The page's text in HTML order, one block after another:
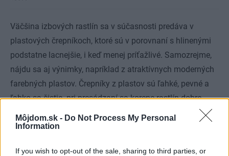
Môjdom.sk - Do Not Process My Personal
Information
If you wish to opt-out of the sale, sharing to third parties, or
Väčšina izbových rastlín sa v súčasnosti predáva v
plastových črepníkoch, ktoré sú v porovnaní s hlinenými
podstatne lacnejšie, i keď menej príťažlivé. Samozrejme,
nájdu sa aj výnimky, napríklad z atraktívnych moderných
farebných plastov. Črepníky z plastov sú ľahké, pevné a
ľahko sa čistia, pri presádzaní sa korene rastlín dobre
oddeľujú od stien. Tieto črepníky však majú steny bez
pórov, preto v nich substrát horšie vysychá a korene